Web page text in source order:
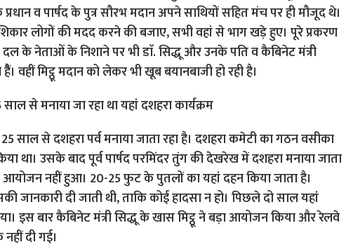
व पार्षद के पुत्र सौरभ मदान अपने साथियों सहित मंच पर ही मौजूद थे।
लोगों की मदद करने की बजाए, सभी वहां से भाग खड़े हुए। पूरे प्रकरण
दल के नेताओं के निशाने पर भी डाॅ. सिद्धू और उनके पति व कैबिनेट मंत्री
वहीं मिट्ठू मदान को लेकर भी खूब बयानबाजी हो रही है।
से मनाया जा रहा था यहां दशहरा कार्यक्रम
साल से दशहरा पर्व मनाया जाता रहा है। दशहरा कमेटी का गठन वसीका
था। उसके बाद पूर्व पार्षद परमिंदर तुंग की देखरेख में दशहरा मनाया जाता
आयोजन नहीं हुआ। 20-25 फुट के पुतलों का यहां दहन किया जाता है।
जानकारी दी जाती थी, ताकि कोई हादसा न हो। पिछले दो साल यहां
इस बार कैबिनेट मंत्री सिद्धू के खास मिट्ठू ने बड़ा आयोजन किया और रेलवे
दी गई।